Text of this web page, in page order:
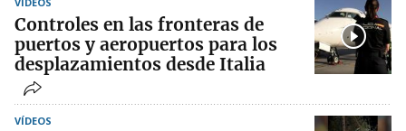
Controles en las fronteras de
puertos y aeropuertos para los
desplazamientos desde Italia
VÍDEOS